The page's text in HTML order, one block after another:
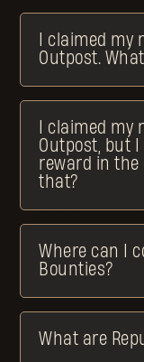
I claimed my
Outpost.
I claimed my
Outpost, but
reward in the
that?
Where can I
Bounties?
What are